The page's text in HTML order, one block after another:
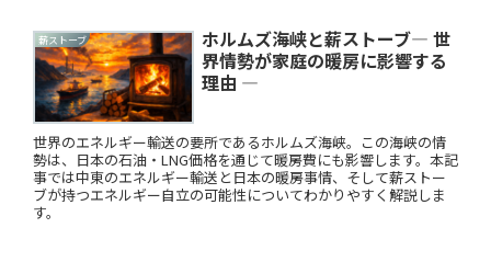
薪ストーブ
ホルムズ海峡と薪ストーブ― 世
界情勢が家庭の暖房に影響する
理由 ―
世界のエネルギー輸送の要所であるホルムズ海峡。この海峡の情
勢は、日本の石油・LNG価格を通じて暖房費にも影響します。本記
事では中東のエネルギー輸送と日本の暖房事情、そして薪ストー
ブが持つエネルギー自立の可能性についてわかりやすく解説しま
す。